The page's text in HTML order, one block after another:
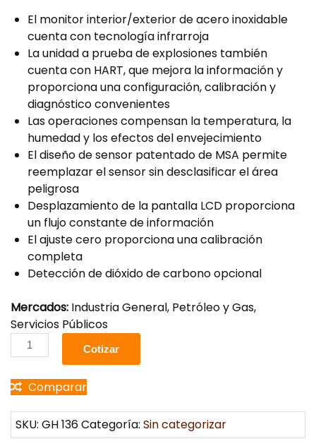
El monitor interior/exterior de acero inoxidable
cuenta con tecnología infrarroja
La unidad a prueba de explosiones también
cuenta con HART, que mejora la información y
proporciona una configuración, calibración y
diagnóstico convenientes
Las operaciones compensan la temperatura, la
humedad y los efectos del envejecimiento
El diseño de sensor patentado de MSA permite
reemplazar el sensor sin desclasificar el área
peligrosa
Desplazamiento de la pantalla LCD proporciona
un flujo constante de información
El ajuste cero proporciona una calibración
completa
Detección de dióxido de carbono opcional
Mercados: Industria General, Petróleo y Gas,
Servicios Públicos
Cotizar
Comparar
SKU: GH 136Categoría: Sin categorizar